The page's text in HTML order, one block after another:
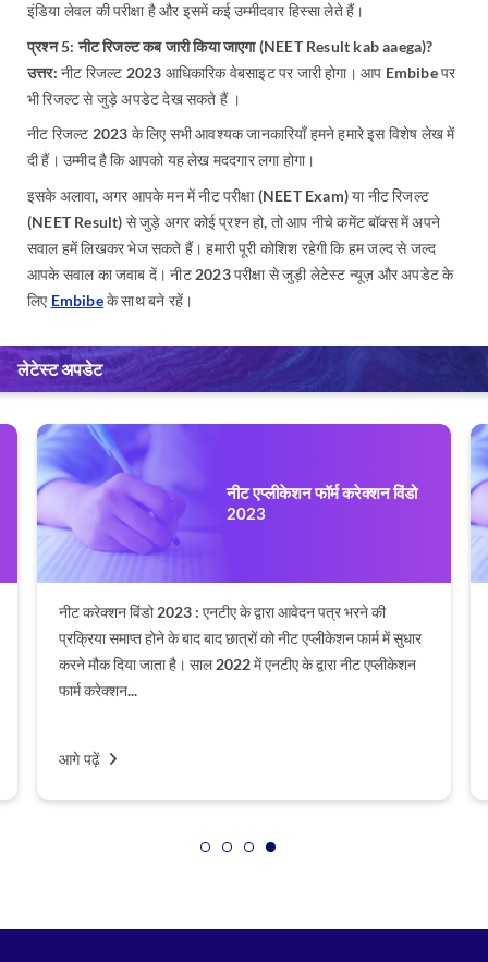
इंडिया लेवल की परीक्षा है और इसमें कई उम्मीदवार हिस्सा लेते हैं।
प्रश्न 5: नीट रिजल्ट कब जारी किया जाएगा (NEET Result kab aaega)?
उत्तर: नीट रिजल्ट 2023 आधिकारिक वेबसाइट पर जारी होगा। आप Embibe पर
भी रिजल्ट से जुड़े अपडेट देख सकते हैं ।
नीट रिजल्ट 2023 के लिए सभी आवश्यक जानकारियाँ हमने हमारे इस विशेष लेख में
दी हैं। उम्मीद है कि आपको यह लेख मददगार लगा होगा।
इसके अलावा, अगर आपके मन में नीट परीक्षा (NEET Exam) या नीट रिजल्ट
(NEET Result) से जुड़े अगर कोई प्रश्न हो, तो आप नीचे कमेंट बॉक्स में अपने
सवाल हमें लिखकर भेज सकते हैं। हमारी पूरी कोशिश रहेगी कि हम जल्द से जल्द
आपके सवाल का जवाब दें। नीट 2023 परीक्षा से जुड़ी लेटेस्ट न्यूज़ और अपडेट के
लिए Embibeके साथ बने रहें।
लेटेस्ट अपडेट
नीट एप्लीकेशन फॉर्म करेक्शन विंडो
2023
नीट करेक्शन विंडो 2023 : एनटीए के द्वारा आवेदन पत्र भरने की
प्रक्रिया समाप्त होने के बाद बाद छात्रों को नीट एप्लीकेशन फार्म में सुधार
करने मौक दिया जाता है। साल 2022 में एनटीए के द्वारा नीट एप्लीकेशन
फार्म करेक्शन...
आगे पढ़ें